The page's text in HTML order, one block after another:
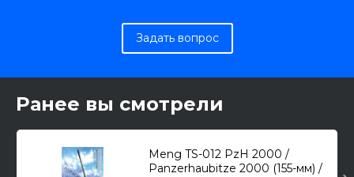
Задать вопрос
Ранее вы смотрели
Meng TS-012 PzH 2000 /
Panzerhaubitze 2000 (155-мм) /